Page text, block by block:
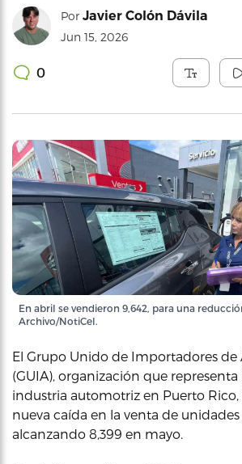
Por Javier Colón Dávila
Jun 15, 2026
0
En abril se vendieron 9,642, para una
Archivo/NotiCel.
El Grupo Unido de Importadores de
(GUIA), organización que representa
industria automotriz en Puerto
nueva caída en la venta de unidades
alcanzando 8,399 en mayo.